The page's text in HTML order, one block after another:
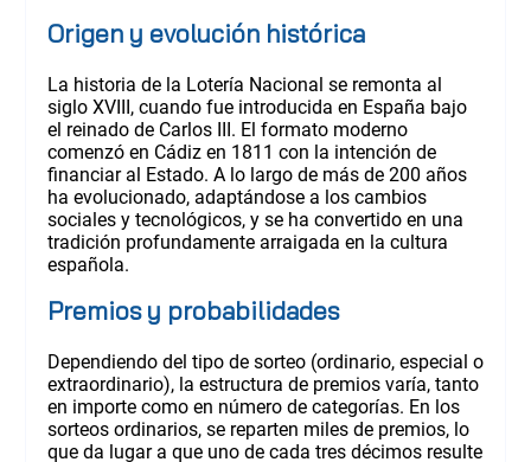
Origen y evolución histórica
La historia de la Lotería Nacional se remonta al
siglo XVIII, cuando fue introducida en España bajo
el reinado de Carlos III. El formato moderno
comenzó en Cádiz en 1811 con la intención de
financiar al Estado. A lo largo de más de 200 años
ha evolucionado, adaptándose a los cambios
sociales y tecnológicos, y se ha convertido en una
tradición profundamente arraigada en la cultura
española.
Premios y probabilidades
Dependiendo del tipo de sorteo (ordinario, especial o
extraordinario), la estructura de premios varía, tanto
en importe como en número de categorías. En los
sorteos ordinarios, se reparten miles de premios, lo
que da lugar a que uno de cada tres décimos resulte